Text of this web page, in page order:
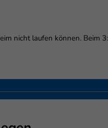
nicht laufen können. Beim